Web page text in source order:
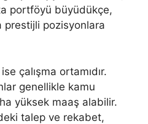
portföyü büyüdükçe,
prestijli pozisyonlara
çalışma ortamıdır.
genellikle kamu
yüksek maaş alabilir.
talep ve rekabet,